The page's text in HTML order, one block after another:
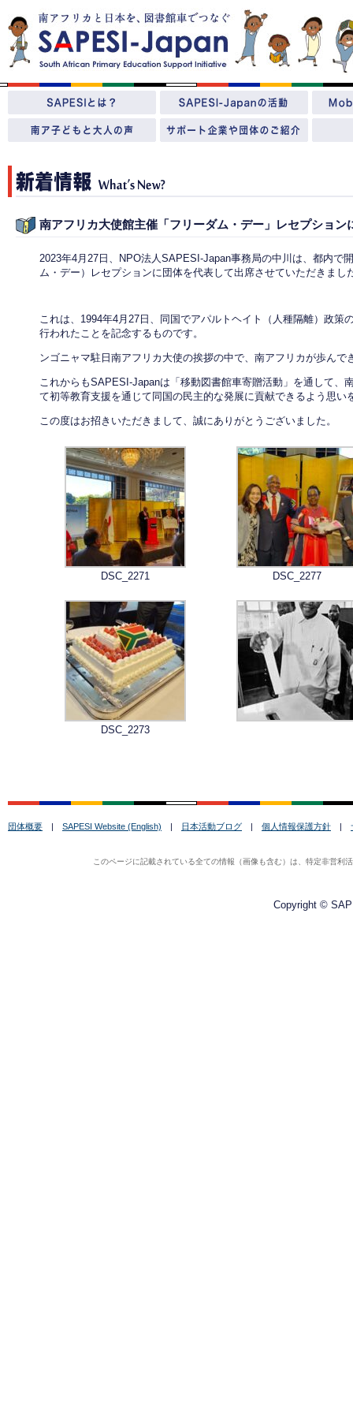
南アフリカ大使館主催「フリーダム・デー」レセプション
2023年4月27日、NPO法人SAPESI-Japan事務局の中川は、都内で
ム・デー）レセプションに団体を代表して出席させていただきまし
これは、1994年4月27日、同国でアパルトヘイト（人種隔離）政策
行われたことを記念するものです。
ンゴニャマ駐日南アフリカ大使の挨拶の中で、南アフリカが歩ん
これからもSAPESI-Japanは「移動図書館車寄贈活動」を通して、
て初等教育支援を通じて同国の民主的な発展に貢献できるよう思い
この度はお招きいただきまして、誠にありがとうございました。
DSC_2271 DSC_2277
DSC_2273
団体概要 | SAPESI Website (English) | 日本活動ブログ | 個人情報保護方針 |
このページに記載されている全ての情報（画像も含む）は、特定非営
Copyright ©